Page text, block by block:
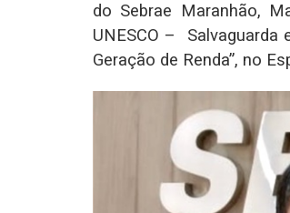
do Sebrae Maranhão,
UNESCO – Salvaguarda
Geração de Renda”, no